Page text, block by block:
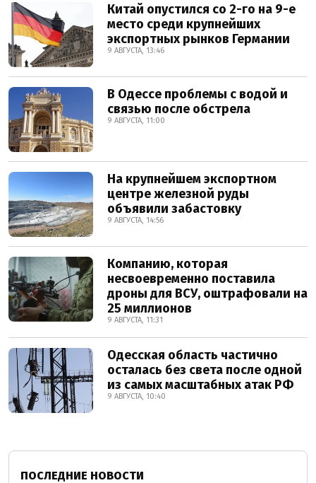
Китай опустился со 2-го на 9-е
место среди крупнейших
экспортных рынков Германии
9 АВГУСТА, 13:46
В Одессе проблемы с водой и
связью после обстрела
9 АВГУСТА, 11:00
На крупнейшем экспортном
центре железной руды
объявили забастовку
9 АВГУСТА, 14:56
Компанию, которая
несвоевременно поставила
дроны для ВСУ, оштрафовали на
25 миллионов
9 АВГУСТА, 11:31
Одесская область частично
осталась без света после одной
из самых масштабных атак РФ
9 АВГУСТА, 10:40
ПОСЛЕДНИЕ НОВОСТИ